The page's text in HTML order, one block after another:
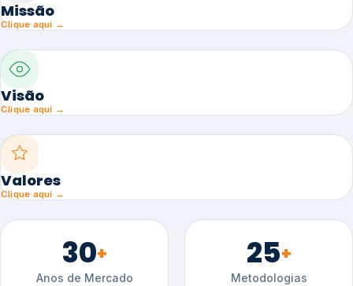
Missão
Clique aqui →
Visão
Clique aqui →
Valores
Clique aqui →
30+
Anos de Mercado
25+
Metodologias